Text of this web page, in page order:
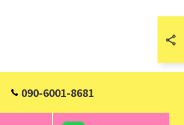
090-6001-8681